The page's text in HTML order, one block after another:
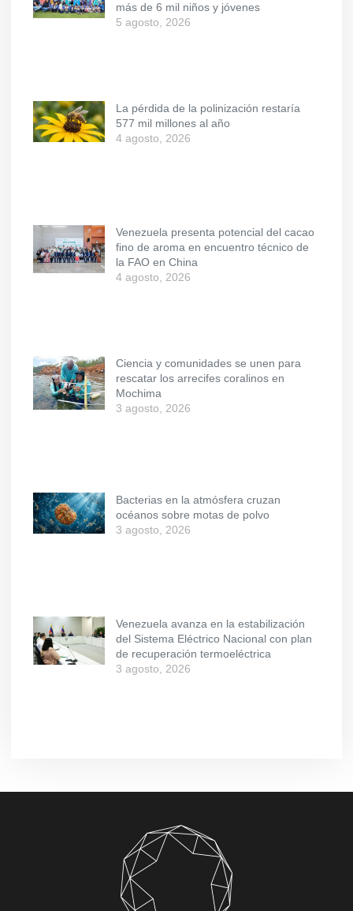
más de 6 mil niños y jóvenes
5 agosto, 2026
La pérdida de la polinización restaría
577 mil millones al año
4 agosto, 2026
Venezuela presenta potencial del cacao
fino de aroma en encuentro técnico de
la FAO en China
4 agosto, 2026
Ciencia y comunidades se unen para
rescatar los arrecifes coralinos en
Mochima
3 agosto, 2026
Bacterias en la atmósfera cruzan
océanos sobre motas de polvo
3 agosto, 2026
Venezuela avanza en la estabilización
del Sistema Eléctrico Nacional con plan
de recuperación termoeléctrica
3 agosto, 2026